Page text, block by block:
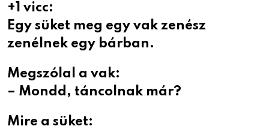
+1 vicc:
Egy süket meg egy vak zenész
zenélnek egy bárban.
Megszólal a vak:
– Mondd, táncolnak már?
Mire a süket: